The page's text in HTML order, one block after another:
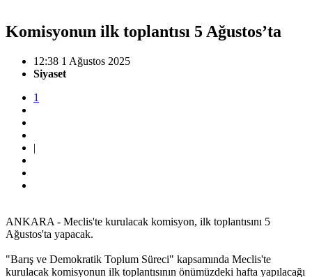
Komisyonun ilk toplantısı 5 Ağustos’ta
12:38 1 Ağustos 2025
Siyaset
1
|
ANKARA - Meclis'te kurulacak komisyon, ilk toplantısını 5
Ağustos'ta yapacak.
"Barış ve Demokratik Toplum Süreci" kapsamında Meclis'te
kurulacak komisyonun ilk toplantısının önümüzdeki hafta yapılacağı